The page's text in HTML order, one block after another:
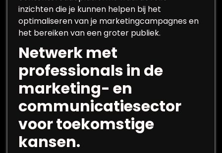
inzichten die je kunnen helpen bij het
optimaliseren van je marketingcampagnes en
het bereiken van een groter publiek.
Netwerk met
professionals in de
marketing- en
communicatiesector
voor toekomstige
kansen.